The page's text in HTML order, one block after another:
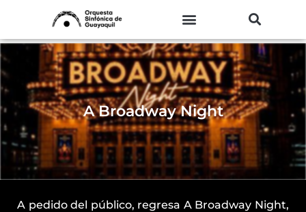
contenido
A Broadway Night
A pedido del público, regresa A Broadway Night,